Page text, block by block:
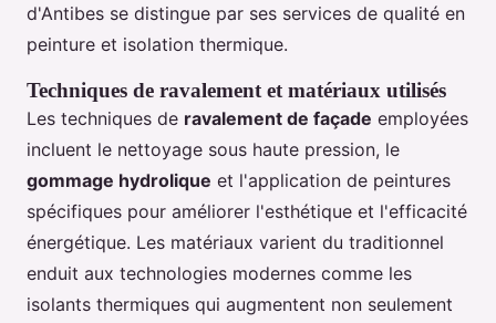
d'Antibes se distingue par ses services de qualité en
peinture et isolation thermique.
Techniques de ravalement et matériaux utilisés
Les techniques de ravalement de façade employées
incluent le nettoyage sous haute pression, le
gommage hydrolique et l'application de peintures
spécifiques pour améliorer l'esthétique et l'efficacité
énergétique. Les matériaux varient du traditionnel
enduit aux technologies modernes comme les
isolants thermiques qui augmentent non seulement